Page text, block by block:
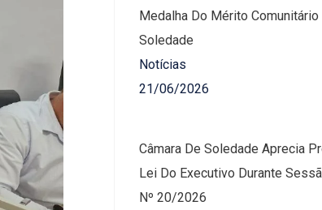
Medalha Do Mérito Comunitário
Soledade
Notícias
21/06/2026
Câmara De Soledade Aprecia
Lei Do Executivo Durante
Nº 20/2026